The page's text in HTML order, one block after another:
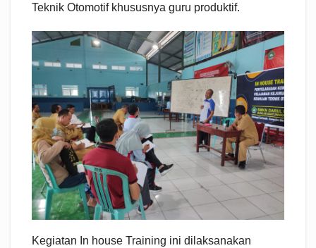
Teknik Otomotif khususnya guru produktif.
Kegiatan In house Training ini dilaksanakan